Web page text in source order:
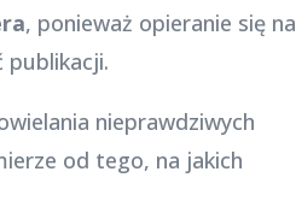
, ponieważ opieranie się na
publikacji.
nieprawdziwych
od tego, na jakich